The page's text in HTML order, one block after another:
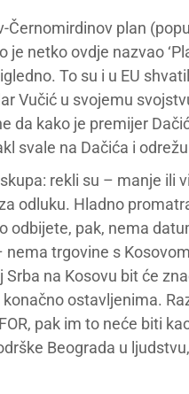
plan
netko ovdje nazvao
To su i u EU
Vučić u svojemu
da kako je premijer
svale na Dačića i
rekli su – manje ili
odluku. Hladno
pak, nema
trgovine s
na Kosovu bit će
ostavljenima.
pak im to neće biti
Beograda u